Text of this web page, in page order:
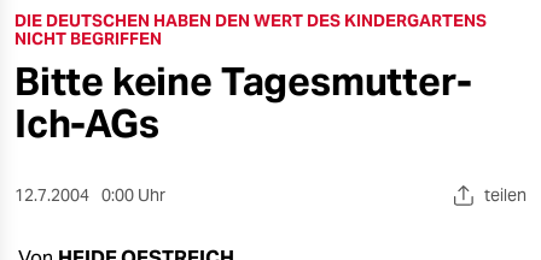
öko
gesellschaft
kultur
sport
berlin
DIE DEUTSCHEN HABEN DEN WERT DES KINDERGARTENS
NICHT BEGRIFFEN
Bitte keine Tagesmutter-
Ich-AGs
12.7.2004 0:00 Uhr teilen